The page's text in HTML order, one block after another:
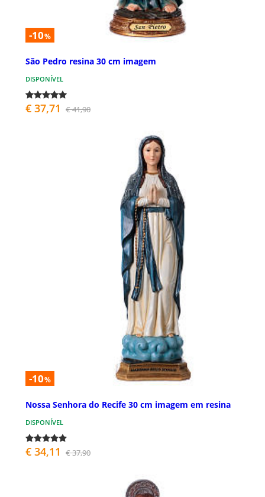
-10%
São Pedro resina 30 cm imagem
DISPONÍVEL
€ 37,71 € 41,90
-10%
Nossa Senhora do Recife 30 cm imagem em resina
DISPONÍVEL
€ 34,11 € 37,90